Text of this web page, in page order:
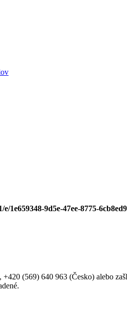
e/1e659348-9d5e-47ee-8775-
(569) 640 963 (Česko) alebo